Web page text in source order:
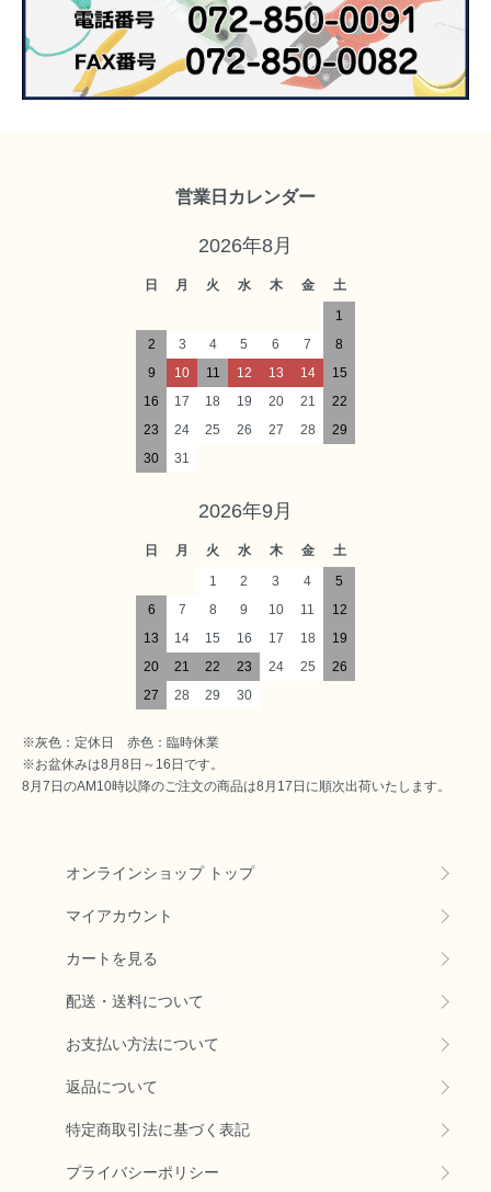
営業日カレンダー
2026年8月
日 月 火 水 木 金
土
1
2
3 4 5 6 7
8
9
10 11 12 13 14
15
16
17 18 19 20 21
22
23
24 25 26 27 28
29
30
31
2026年9月
日 月 火 水 木 金
土
1
2 3 4
5
6
7 8 9 10 11
12
13
14 15 16 17 18
19
20
21 22 23 24 25
26
27
28 29 30
※灰色：定休日 赤色：臨時休業
※お盆休みは8月8日～16日です。
8月7日のAM10時以降のご注文の商品は8月17日に順次出荷いたします。
オンラインショップ トップ
マイアカウント
カートを見る
配送・送料について
お支払い方法について
返品について
特定商取引法に基づく表記
プライバシーポリシー